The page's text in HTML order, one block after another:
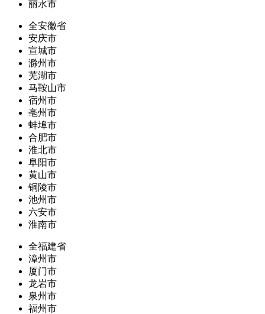
丽水市
全安徽省
安庆市
宣城市
滁州市
芜湖市
马鞍山市
宿州市
亳州市
蚌埠市
合肥市
淮北市
阜阳市
黄山市
铜陵市
池州市
六安市
淮南市
全福建省
漳州市
厦门市
龙岩市
泉州市
福州市